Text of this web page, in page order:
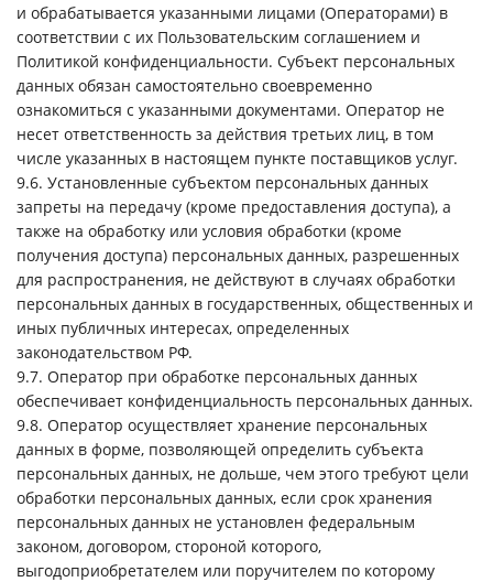
и обрабатывается указанными лицами (Операторами) в
соответствии с их Пользовательским соглашением и
Политикой конфиденциальности. Субъект персональных
данных обязан самостоятельно своевременно
ознакомиться с указанными документами. Оператор не
несет ответственность за действия третьих лиц, в том
числе указанных в настоящем пункте поставщиков услуг.
9.6. Установленные субъектом персональных данных
запреты на передачу (кроме предоставления доступа), а
также на обработку или условия обработки (кроме
получения доступа) персональных данных, разрешенных
для распространения, не действуют в случаях обработки
персональных данных в государственных, общественных и
иных публичных интересах, определенных
законодательством РФ.
9.7. Оператор при обработке персональных данных
обеспечивает конфиденциальность персональных данных.
9.8. Оператор осуществляет хранение персональных
данных в форме, позволяющей определить субъекта
персональных данных, не дольше, чем этого требуют цели
обработки персональных данных, если срок хранения
персональных данных не установлен федеральным
законом, договором, стороной которого,
выгодоприобретателем или поручителем по которому